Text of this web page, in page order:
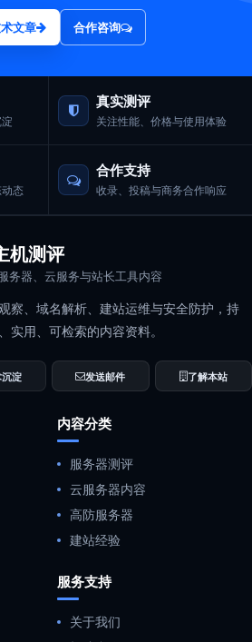
文章 合作咨询
真实测评
关注性能、价格与使用体验
态
合作支持
收录、投稿与商务合作响应
机测评
务器、云服务与站长工具内容
察、域名解析、建站运维与安全防护，持
实用、可检索的内容资料。
淀 发送邮件 了解本站
内容分类
服务器测评
云服务器内容
高防服务器
建站经验
服务支持
关于我们